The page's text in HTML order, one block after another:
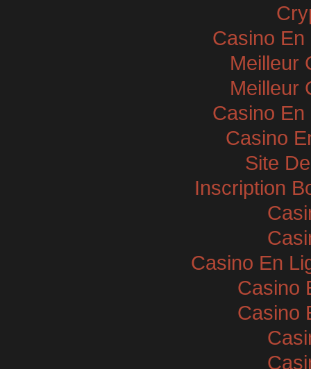
Casino En
Meilleur
Meilleur
Casino En
Casino
Site
Inscription
Casino En
Casino
Casino